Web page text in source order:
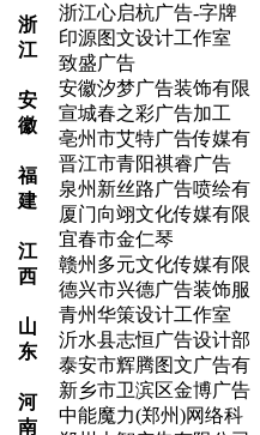
浙
江
浙江心启杭广告-字牌
印源图文设计工作室
致盛广告
安
徽
安徽汐梦广告装饰有限
宣城春之彩广告加工
亳州市艾特广告传媒有
福
建
晋江市青阳祺睿广告
泉州新丝路广告喷绘有
厦门向翊文化传媒有限
江
西
宜春市金仁琴
赣州多元文化传媒有限
德兴市兴德广告装饰服
山
东
青州华策设计工作室
沂水县志恒广告设计部
泰安市辉腾图文广告有
河
南
新乡市卫滨区金博广告
中能魔力(郑州)网络科